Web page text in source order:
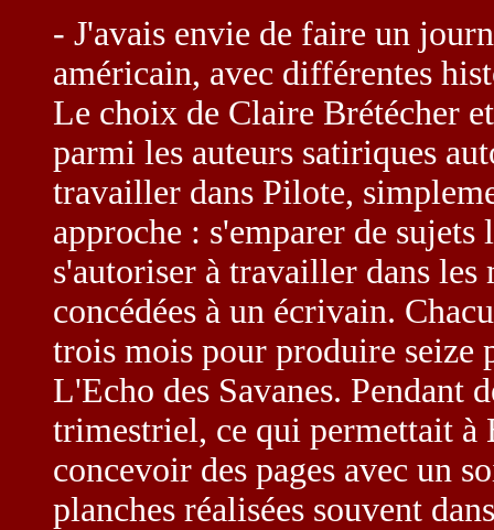
- J'avais envie de faire un
américain, avec différentes
Le choix de Claire Brétécher
parmi les auteurs satiriques
travailler dans Pilote,
approche : s'emparer de
s'autoriser à travailler dans
concédées à un écrivain.
trois mois pour produire seize
L'Echo des Savanes. Pendant
trimestriel, ce qui permettait à
concevoir des pages avec un
planches réalisées souvent